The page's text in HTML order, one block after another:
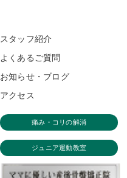
スタッフ紹介
よくあるご質問
お知らせ・ブログ
アクセス
痛み・コリの解消
ジュニア運動教室